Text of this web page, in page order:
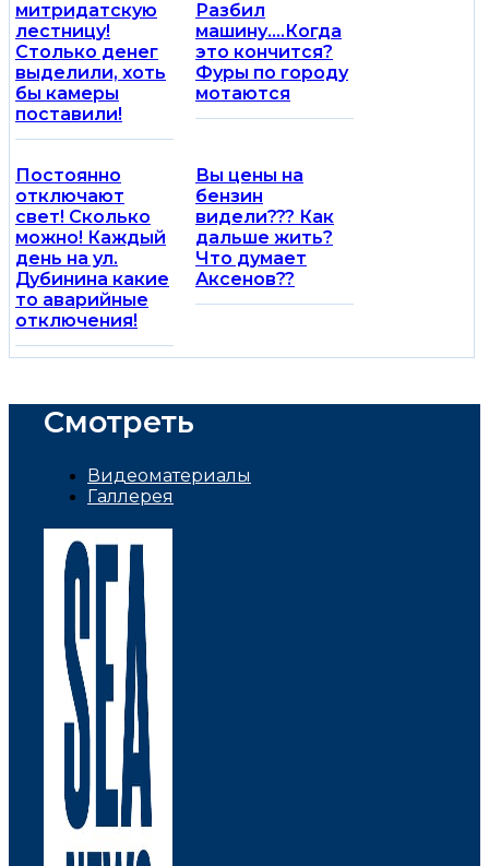
митридатскую
лестницу!
Столько денег
выделили, хоть
бы камеры
поставили!
Разбил
машину….Когда
это кончится?
Фуры по городу
мотаются
Постоянно
отключают
свет! Сколько
можно! Каждый
день на ул.
Дубинина какие
то аварийные
отключения!
Вы цены на
бензин
видели??? Как
дальше жить?
Что думает
Аксенов??
Смотреть
Видеоматериалы
Галлерея